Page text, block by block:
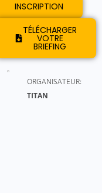
INSCRIPTION
TÉLÉCHARGER
VOTRE
BRIEFING
ORGANISATEUR:
TITAN